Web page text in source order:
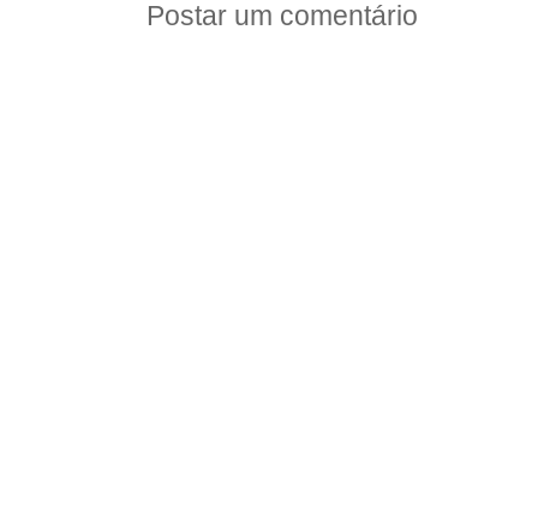
Postar um comentário